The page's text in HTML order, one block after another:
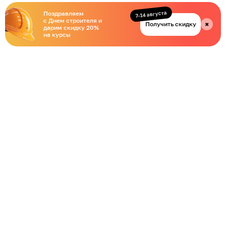
Поздравляем
с Днем строителя и
дарим скидку 20%
на курсы
Получить скидку
7-14 августа
✖